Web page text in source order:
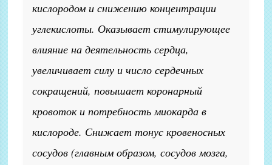
кислородом и снижению концентрации
углекислоты. Оказывает стимулирующее
влияние на деятельность сердца,
увеличивает силу и число сердечных
сокращений, повышает коронарный
кровоток и потребность миокарда в
кислороде. Снижает тонус кровеносных
сосудов (главным образом, сосудов мозга,